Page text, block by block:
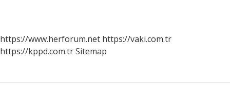
https://www.herforum.net https://vaki.com.tr
https://kppd.com.trSitemap